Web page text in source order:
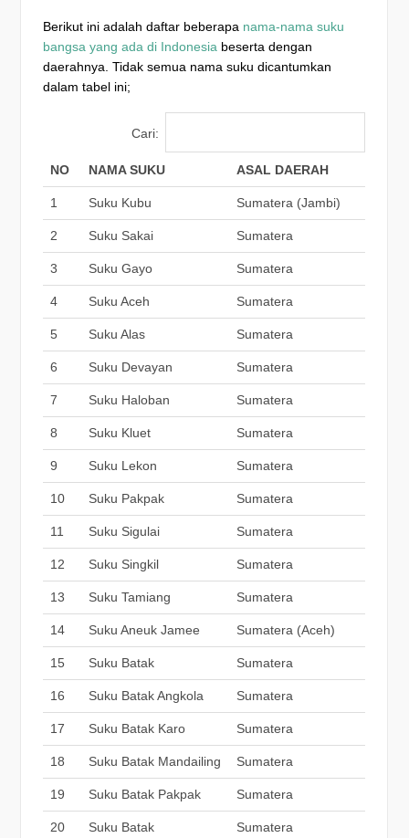
Berikut ini adalah daftar beberapa nama-nama suku
bangsa yang ada di Indonesiabeserta dengan
daerahnya. Tidak semua nama suku dicantumkan
dalam tabel ini;
Cari:
NO NAMA SUKU ASAL DAERAH
1 Suku Kubu Sumatera (Jambi)
2 Suku Sakai Sumatera
3 Suku Gayo Sumatera
4 Suku Aceh Sumatera
5 Suku Alas Sumatera
6 Suku Devayan Sumatera
7 Suku Haloban Sumatera
8 Suku Kluet Sumatera
9 Suku Lekon Sumatera
10 Suku Pakpak Sumatera
11 Suku Sigulai Sumatera
12 Suku Singkil Sumatera
13 Suku Tamiang Sumatera
14 Suku Aneuk Jamee Sumatera (Aceh)
15 Suku Batak Sumatera
16 Suku Batak Angkola Sumatera
17 Suku Batak Karo Sumatera
18 Suku Batak Mandailing Sumatera
19 Suku Batak Pakpak Sumatera
20
Suku Batak
Sumatera